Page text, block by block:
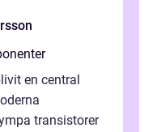
en central
transistorer